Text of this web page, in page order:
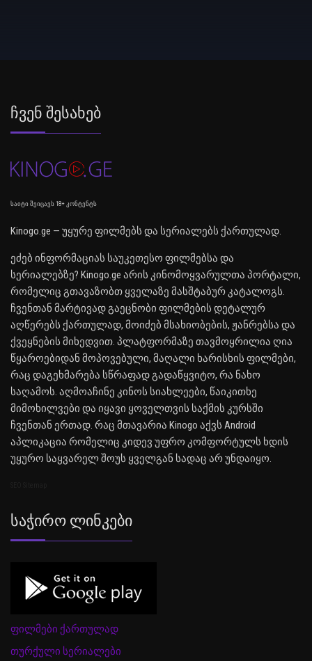
Ჩვენ Შესახებ
საიტი შეიცავს 18+ კონტენტს
Kinogo.ge — უყურე ფილმებს და სერიალებს ქართულად.
ეძებ ინფორმაციას საუკეთესო ფილმებსა და
სერიალებზე? Kinogo.ge არის კინომოყვარულთა პორტალი,
რომელიც გთავაზობთ ყველაზე მასშტაბურ კატალოგს.
ჩვენთან მარტივად გაეცნობი ფილმების დეტალურ
აღწერებს ქართულად, მოიძებ მსახიობების, ჟანრებსა და
ქვეყნების მიხედვით. პლატფორმაზე თავმოყრილია ღია
წყაროებიდან მოპოვებული, მაღალი ხარისხის ფილმები,
რაც დაგეხმარება სწრაფად გადაწყვიტო, რა ნახო
საღამოს. აღმოაჩინე კინოს სიახლეები, წაიკითხე
მიმოხილვები და იყავი ყოველთვის საქმის კურსში
ჩვენთან ერთად. რაც მთავარია Kinogo აქვს Android
აპლიკაცია რომელიც კიდევ უფრო კომფორტულს ხდის
უყურო საყვარელ შოუს ყველგან სადაც არ უნდაიყო.
Საჭირო Ლინკები
ფილმები ქართულად
თურქული სერიალები